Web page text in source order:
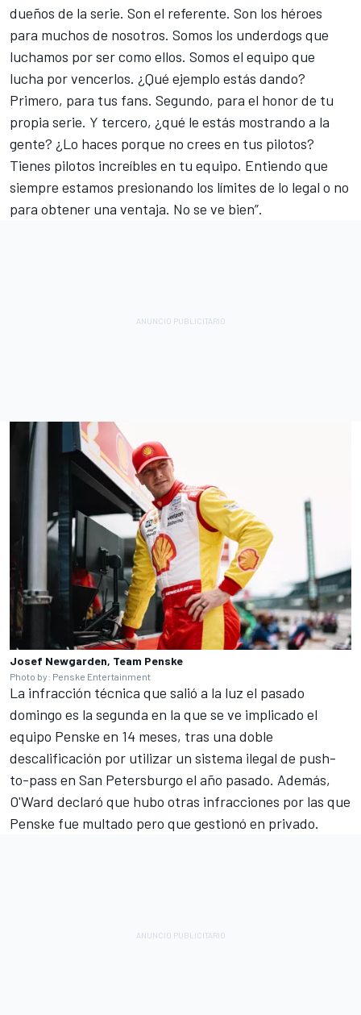
dueños de la serie. Son el referente. Son los héroes
para muchos de nosotros. Somos los underdogs que
luchamos por ser como ellos. Somos el equipo que
lucha por vencerlos. ¿Qué ejemplo estás dando?
Primero, para tus fans. Segundo, para el honor de tu
propia serie. Y tercero, ¿qué le estás mostrando a la
gente? ¿Lo haces porque no crees en tus pilotos?
Tienes pilotos increíbles en tu equipo. Entiendo que
siempre estamos presionando los límites de lo legal o no
para obtener una ventaja. No se ve bien”.
Josef Newgarden, Team Penske
Photo by: Penske Entertainment
La infracción técnica que salió a la luz el pasado
domingo es la segunda en la que se ve implicado el
equipo Penske en 14 meses, tras una doble
descalificación por utilizar un sistema ilegal de push-
to-pass en San Petersburgo el año pasado. Además,
O'Ward declaró que hubo otras infracciones por las que
Penske fue multado pero que gestionó en privado.